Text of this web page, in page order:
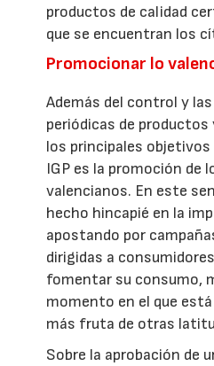
productos de calidad
que se encuentran los
Promocionar lo
Además del control y
periódicas de productos
los principales objetivos
IGP es la promoción de
valencianos. En este
hecho hincapié en la
apostando por
dirigidas a
fomentar su consumo,
momento en el que
más fruta de otras
Sobre la aprobación de